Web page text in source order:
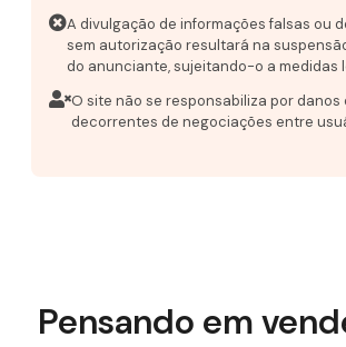
A divulgação de informações falsas ou
sem autorização resultará na
do anunciante, sujeitando-o a medidas
O site não se responsabiliza por danos
decorrentes de negociações entre
Pensando em